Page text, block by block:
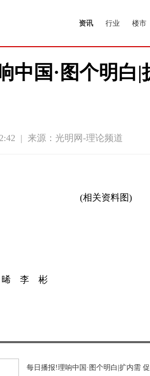
资讯 行业 楼市
中国·图个明
| 来源：光明网-理论频道
(相关资料图)
李 彬
每日播报!理响中国·图个明白|扩内需